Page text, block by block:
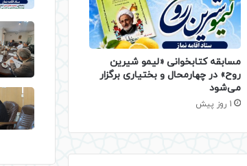
مسابقه کتابخوانی «لیمو شیرین
روح» در چهارمحال و بختیاری برگزار
می‌شود
1 روز پیش